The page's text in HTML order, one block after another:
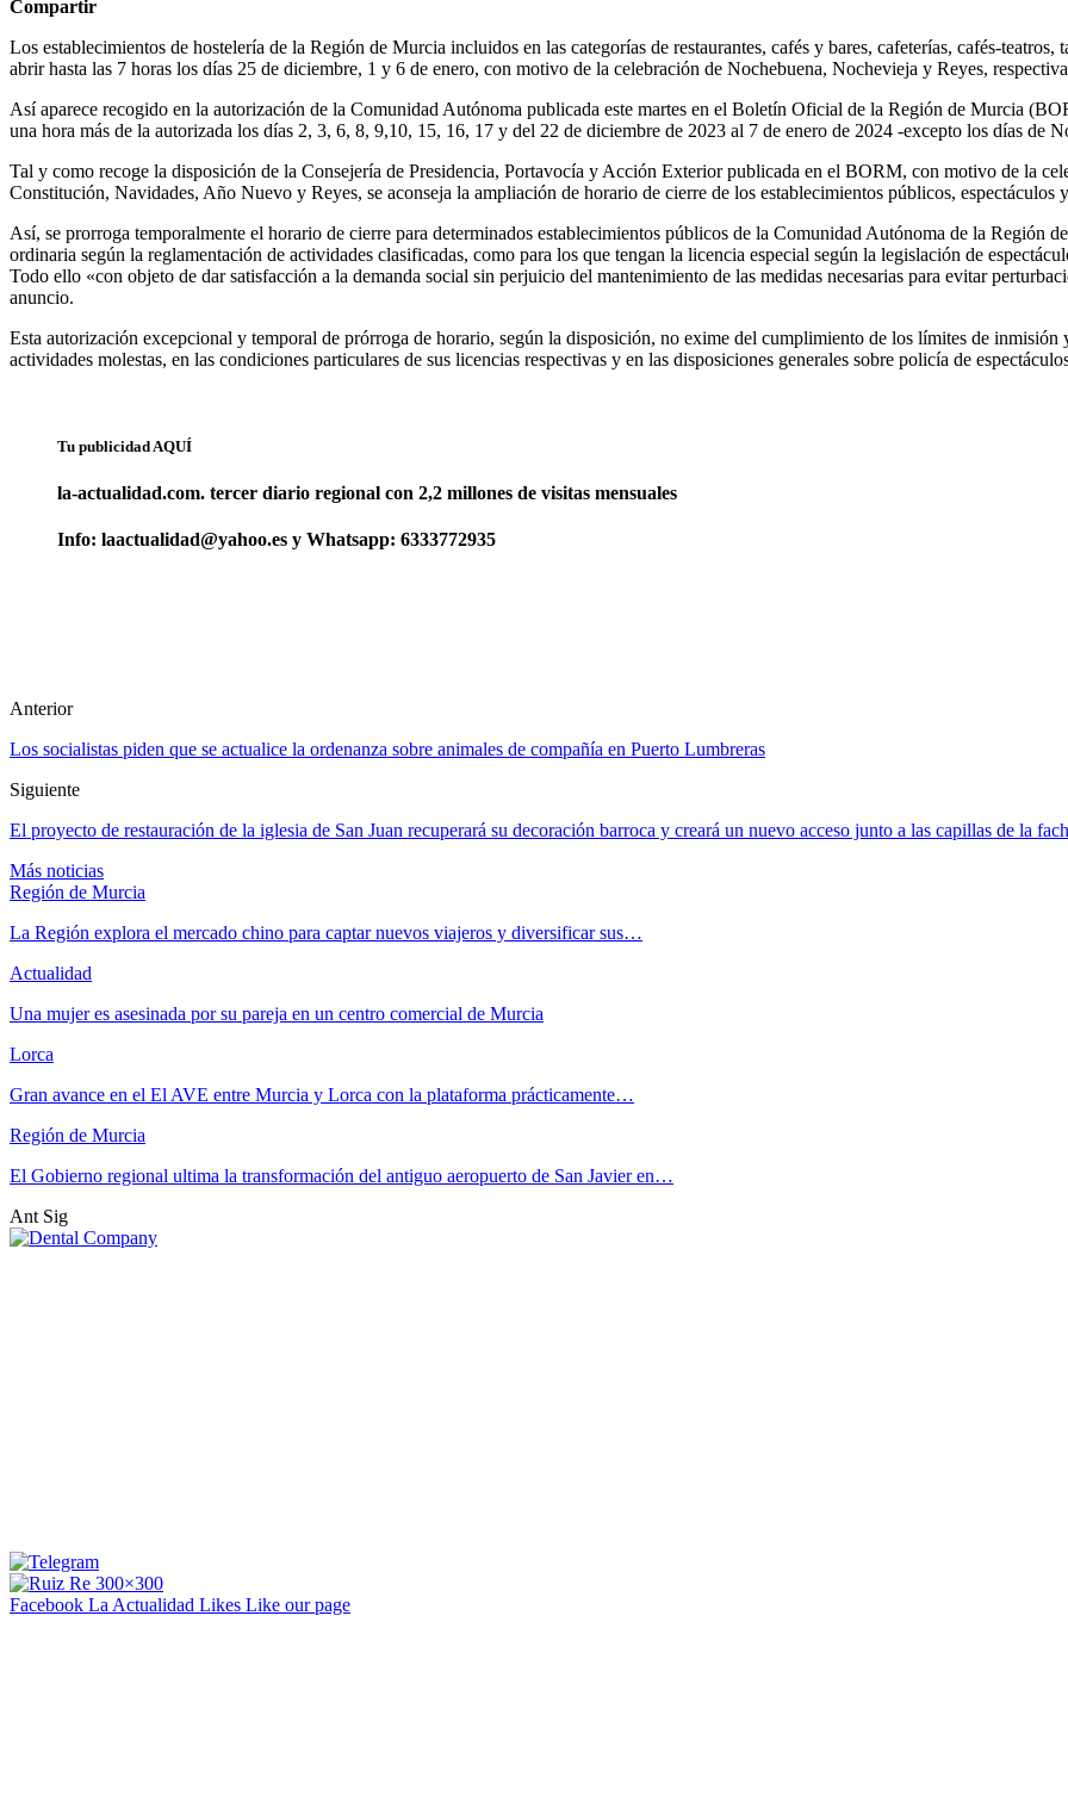
Compartir
Los establecimientos de hostelería de la Región de Murcia incluidos en las categorías de restaurantes, cafés y bares, cafeterías, cafés-
abrir hasta las 7 horas los días 25 de diciembre, 1 y 6 de enero, con motivo de la celebración de Nochebuena, Nochevieja y Reyes,
Así aparece recogido en la autorización de la Comunidad Autónoma publicada este martes en el Boletín Oficial de la Región de Murcia
una hora más de la autorizada los días 2, 3, 6, 8, 9,10, 15, 16, 17 y del 22 de diciembre de 2023 al 7 de enero de 2024 -excepto los días de
Tal y como recoge la disposición de la Consejería de Presidencia, Portavocía y Acción Exterior publicada en el BORM, con motivo de la
Constitución, Navidades, Año Nuevo y Reyes, se aconseja la ampliación de horario de cierre de los establecimientos públicos,
Así, se prorroga temporalmente el horario de cierre para determinados establecimientos públicos de la Comunidad Autónoma de la Región
ordinaria según la reglamentación de actividades clasificadas, como para los que tengan la licencia especial según la legislación de
Todo ello «con objeto de dar satisfacción a la demanda social sin perjuicio del mantenimiento de las medidas necesarias para evitar
anuncio.
Esta autorización excepcional y temporal de prórroga de horario, según la disposición, no exime del cumplimiento de los límites de inmisión
actividades molestas, en las condiciones particulares de sus licencias respectivas y en las disposiciones generales sobre policía de
Tu publicidad AQUÍ
la-actualidad.com. tercer diario regional con 2,2 millones de visitas mensuales
Info: laactualidad@yahoo.es y Whatsapp: 6333772935
Anterior
Los socialistas piden que se actualice la ordenanza sobre animales de compañía en Puerto Lumbreras
Siguiente
El proyecto de restauración de la iglesia de San Juan recuperará su decoración barroca y creará un nuevo acceso junto a las capillas de la
Más noticias
Región de Murcia
La Región explora el mercado chino para captar nuevos viajeros y diversificar sus…
Actualidad
Una mujer es asesinada por su pareja en un centro comercial de Murcia
Lorca
Gran avance en el El AVE entre Murcia y Lorca con la plataforma prácticamente…
Región de Murcia
El Gobierno regional ultima la transformación del antiguo aeropuerto de San Javier en…
Ant Sig
Facebook La Actualidad Likes Like our page